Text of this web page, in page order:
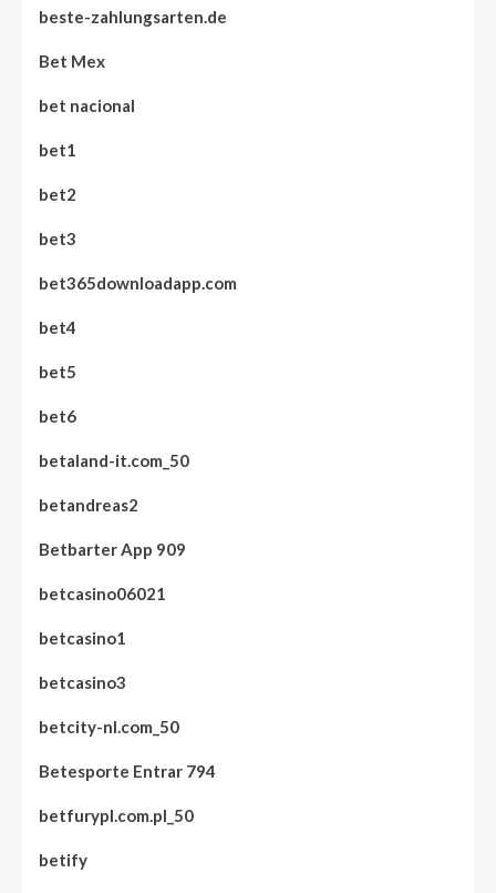
beste-zahlungsarten.de
Bet Mex
bet nacional
bet1
bet2
bet3
bet365downloadapp.com
bet4
bet5
bet6
betaland-it.com_50
betandreas2
Betbarter App 909
betcasino06021
betcasino1
betcasino3
betcity-nl.com_50
Betesporte Entrar 794
betfurypl.com.pl_50
betify